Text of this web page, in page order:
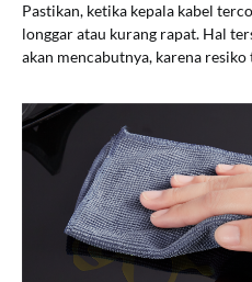
Pastikan, ketika kepala kabel
longgar atau kurang rapat. Hal
akan mencabutnya, karena